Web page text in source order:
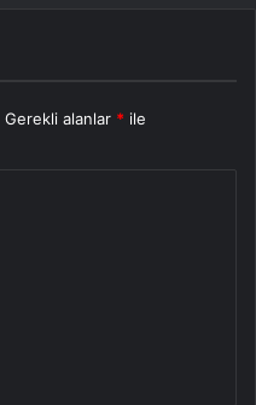
Gerekli alanlar * ile